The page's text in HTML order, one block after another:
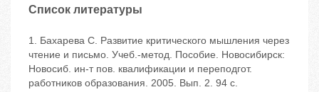
Список литературы
1. Бахарева С. Развитие критического мышления через
чтение и письмо. Учеб.-метод. Пособие. Новосибирск:
Новосиб. ин-т пов. квалификации и переподгот.
работников образования. 2005. Вып. 2. 94 c.